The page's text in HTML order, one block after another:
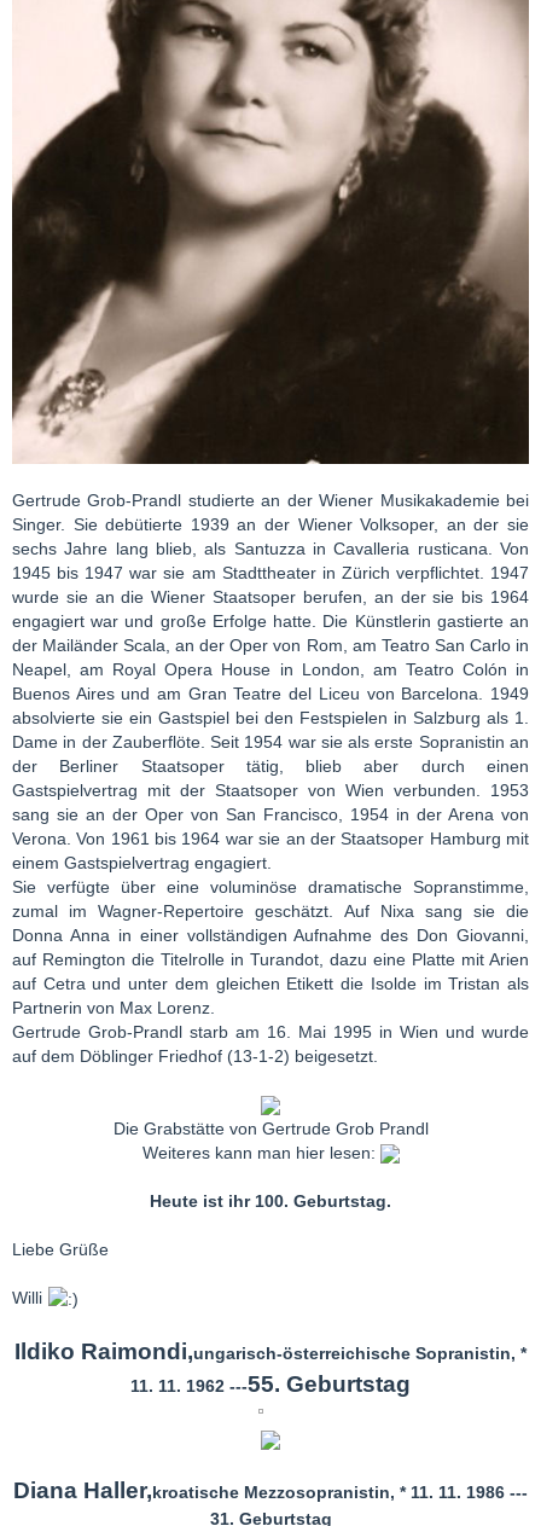
Gertrude Grob-Prandl studierte an der Wiener Musikakademie bei
Singer. Sie debütierte 1939 an der Wiener Volksoper, an der sie
sechs Jahre lang blieb, als Santuzza in Cavalleria rusticana. Von
1945 bis 1947 war sie am Stadttheater in Zürich verpflichtet. 1947
wurde sie an die Wiener Staatsoper berufen, an der sie bis 1964
engagiert war und große Erfolge hatte. Die Künstlerin gastierte an
der Mailänder Scala, an der Oper von Rom, am Teatro San Carlo in
Neapel, am Royal Opera House in London, am Teatro Colón in
Buenos Aires und am Gran Teatre del Liceu von Barcelona. 1949
absolvierte sie ein Gastspiel bei den Festspielen in Salzburg als 1.
Dame in der Zauberflöte. Seit 1954 war sie als erste Sopranistin an
der Berliner Staatsoper tätig, blieb aber durch einen
Gastspielvertrag mit der Staatsoper von Wien verbunden. 1953
sang sie an der Oper von San Francisco, 1954 in der Arena von
Verona. Von 1961 bis 1964 war sie an der Staatsoper Hamburg mit
einem Gastspielvertrag engagiert.
Sie verfügte über eine voluminöse dramatische Sopranstimme,
zumal im Wagner-Repertoire geschätzt. Auf Nixa sang sie die
Donna Anna in einer vollständigen Aufnahme des Don Giovanni,
auf Remington die Titelrolle in Turandot, dazu eine Platte mit Arien
auf Cetra und unter dem gleichen Etikett die Isolde im Tristan als
Partnerin von Max Lorenz.
Gertrude Grob-Prandl starb am 16. Mai 1995 in Wien und wurde
auf dem Döblinger Friedhof (13-1-2) beigesetzt.
Die Grabstätte von Gertrude Grob Prandl
Weiteres kann man hier lesen:
Heute ist ihr 100. Geburtstag.
Liebe Grüße
Willi
Ildiko Raimondi,ungarisch-österreichische Sopranistin, *
11. 11. 1962 ---55. Geburtstag
Diana Haller,kroatische Mezzosopranistin, * 11. 11. 1986 ---
31. Geburtstag